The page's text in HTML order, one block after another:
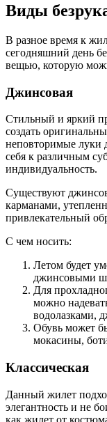
Виды
В разное время к
сегодняшний день
вещью, которую
Джинсовая
Стильный и яркий
создать
неповторимые луки
себя к различным
индивидуальность.
Существуют
карманами,
привлекательный
С чем носить:
Летом будет
джинсовыми
Для
можно
водолазками,
Обувь может
мокасины,
Классическая
Данный жилет
элегантность и не
как жилет от